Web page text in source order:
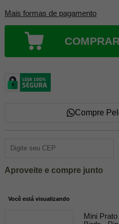
Mais formas de pagamento
COMPRAR
Compre
Aproveite e compre junto
Você está visualizando
Mini